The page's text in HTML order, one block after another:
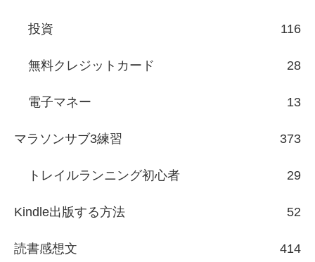
投資 116
無料クレジットカード 28
電子マネー 13
マラソンサブ3練習 373
トレイルランニング初心者 29
Kindle出版する方法 52
読書感想文 414